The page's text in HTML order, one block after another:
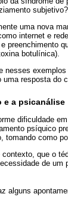
subjetivo?
uma nova
internet e
preenchimento
botulínica).
nesses
uma resposta do
e a psicanálise
dificuldade
psíquico
tomando como
contexto, que o
de um
alguns